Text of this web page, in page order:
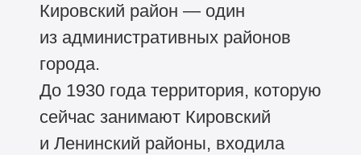
Кировский район — один
из административных районов
города.
До 1930 года территория, которую
сейчас занимают Кировский
и Ленинский районы, входила